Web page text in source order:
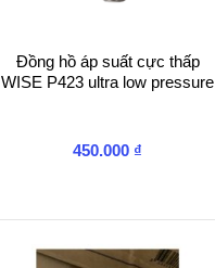
Đồng hồ áp suất cực thấp
WISE P423 ultra low pressure
450.000 ₫